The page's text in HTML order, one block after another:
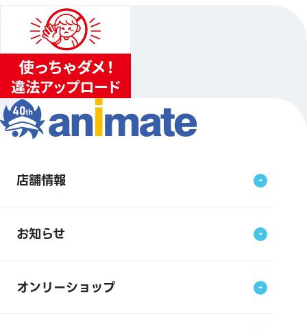
店舗情報
お知らせ
オンリーショップ